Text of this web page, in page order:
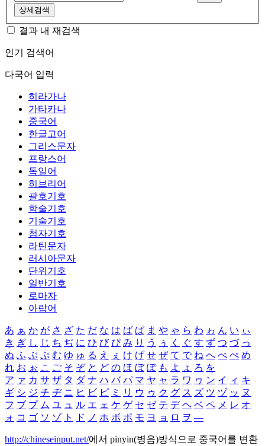
상세검색
결과 내 재검색
인기 검색어
다국어 입력
히라가나
가타카나
중국어
한글고어
그리스문자
프랑스어
독일어
히브리어
괄호기호
학술기호
기술기호
첨자기호
라틴문자
러시아문자
단위기호
일반기호
로마자
아랍어
あ ぁ か が さ ざ た だ な は ば ぱ ま や ゃ ら わ ゎ ん い ぃ
き ぎ し じ ち ぢ に ひ び ぴ み り う ぅ く ぐ す ず つ づ っ
ぬ ふ ぶ ぷ む ゆ ゅ る え ぇ け げ せ ぜ て で ね へ べ ぺ め
れ お ぉ こ ご そ ぞ と ど の ほ ぼ ぽ も よ ょ ろ を
ア ァ カ サ ザ タ ダ ナ ハ バ パ マ ヤ ャ ラ ワ ヮ ン イ ィ キ
ギ シ ジ チ ヂ ニ ヒ ビ ピ ミ リ ウ ゥ ク グ ス ズ ツ ヅ ッ ヌ
フ ブ プ ム ユ ュ ル エ ェ ケ ゲ セ ゼ テ デ ヘ ベ ペ メ レ オ
ォ コ ゴ ソ ゾ ト ド ノ ホ ボ ポ モ ヨ ョ ロ ヲ ―
http://chineseinput.net/에서 pinyin(병음)방식으로 중국어를 변환